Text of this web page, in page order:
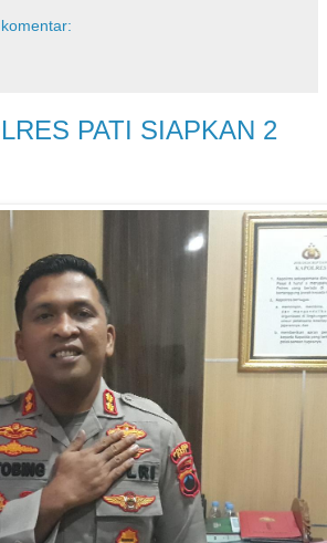
PATI SIAPKAN 2